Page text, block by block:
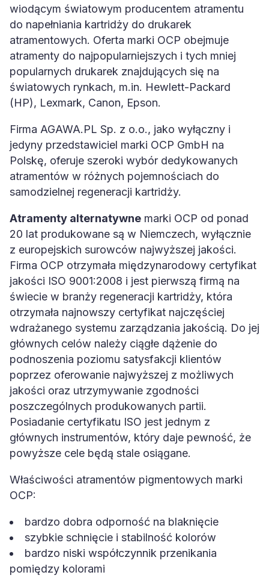
wiodącym światowym producentem atramentu
do napełniania kartridży do drukarek
atramentowych. Oferta marki OCP obejmuje
atramenty do najpopularniejszych i tych mniej
popularnych drukarek znajdujących się na
światowych rynkach, m.in. Hewlett-Packard
(HP), Lexmark, Canon, Epson.
Firma AGAWA.PL Sp. z o.o., jako wyłączny i
jedyny przedstawiciel marki OCP GmbH na
Polskę, oferuje szeroki wybór dedykowanych
atramentów w różnych pojemnościach do
samodzielnej regeneracji kartridży.
Atramenty alternatywne marki OCP od ponad
20 lat produkowane są w Niemczech, wyłącznie
z europejskich surowców najwyższej jakości.
Firma OCP otrzymała międzynarodowy certyfikat
jakości ISO 9001:2008 i jest pierwszą firmą na
świecie w branży regeneracji kartridży, która
otrzymała najnowszy certyfikat najczęściej
wdrażanego systemu zarządzania jakością. Do jej
głównych celów należy ciągłe dążenie do
podnoszenia poziomu satysfakcji klientów
poprzez oferowanie najwyższej z możliwych
jakości oraz utrzymywanie zgodności
poszczególnych produkowanych partii.
Posiadanie certyfikatu ISO jest jednym z
głównych instrumentów, który daje pewność, że
powyższe cele będą stale osiągane.
Właściwości atramentów pigmentowych marki
OCP:
bardzo dobra odporność na blaknięcie
szybkie schnięcie i stabilność kolorów
bardzo niski współczynnik przenikania
pomiędzy kolorami